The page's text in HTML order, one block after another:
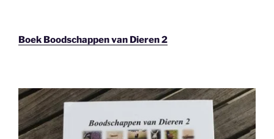
Boek Boodschappen van Dieren 2